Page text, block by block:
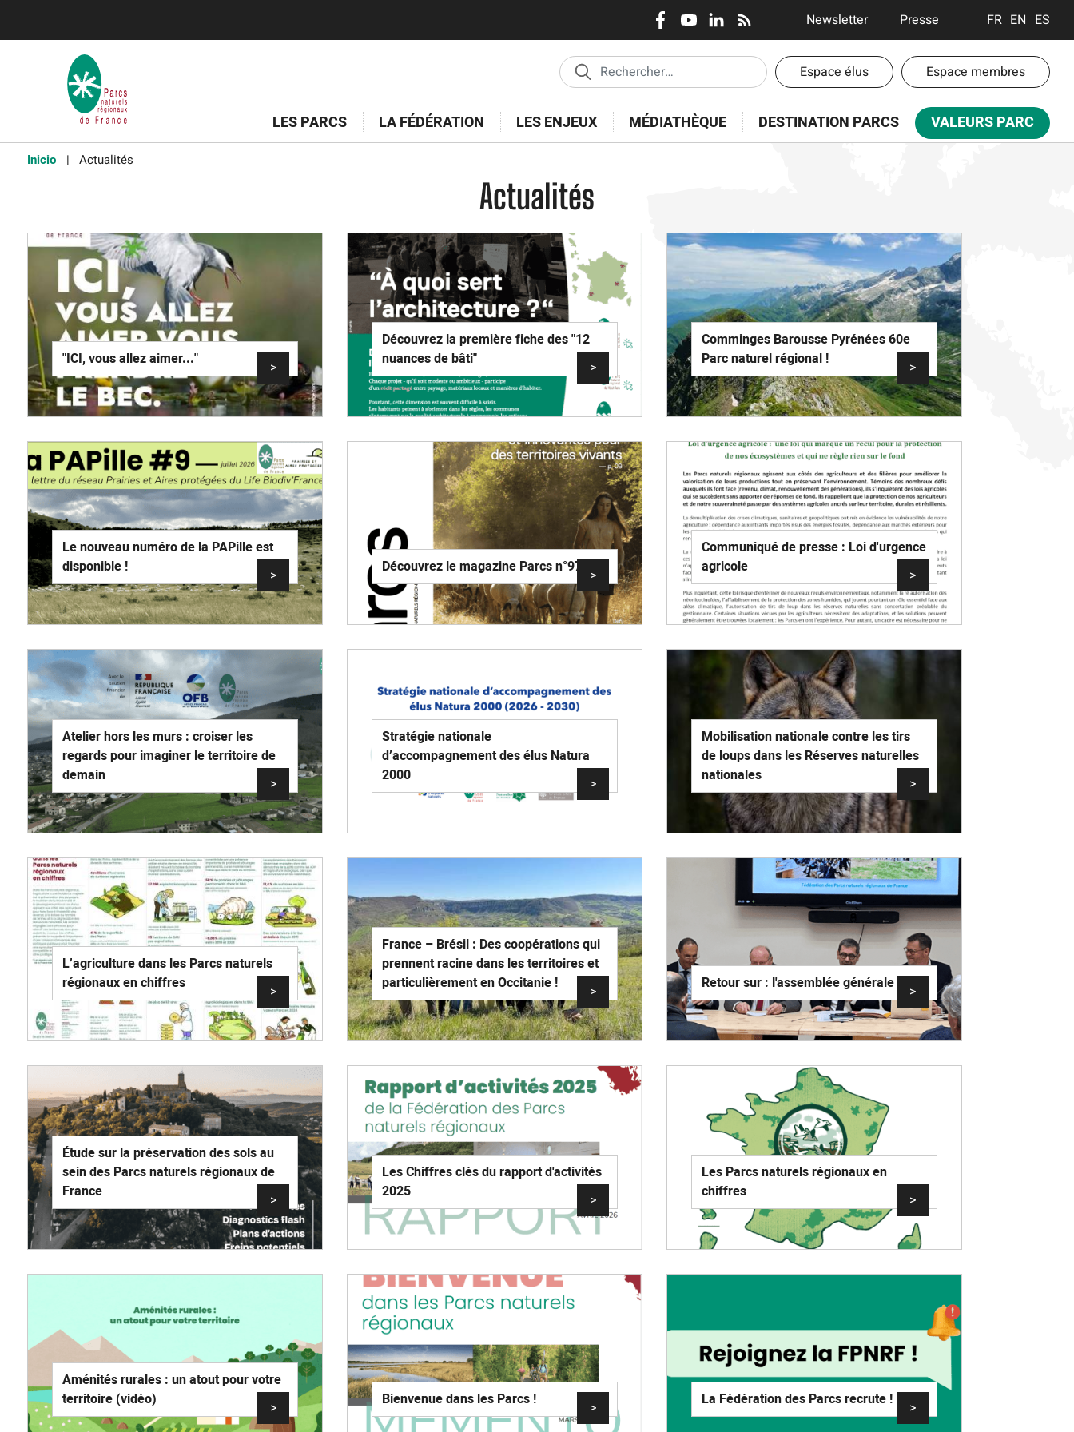
principal
Réseaux
sociaux
En-
tête
Communication
Newsletter Presse FRANÇAIS
ENGLISH
En-
tête
-
Espaces
Espace élus Espace membres
LES PARCS LA FÉDÉRATION LES ENJEUX MÉDIATHÈQUE DESTINATION PARCS VALEURS PARC
Inicio Actualités
Actualités
"ICI, vous allez aimer..." >
Découvrez la première fiche des "12
nuances de bâti"
>
Comminges Barousse Pyrénées 60e
Parc naturel régional !
>
Le nouveau numéro de la PAPille est
disponible !
> Découvrez le magazine Parcs n°97 ! >
Communiqué de presse : Loi d'urgence
agricole
>
Atelier hors les murs : croiser les
regards pour imaginer le territoire de
demain
>
Stratégie nationale
d’accompagnement des élus Natura
2000
>
Mobilisation nationale contre les tirs
de loups dans les Réserves naturelles
nationales
>
L’agriculture dans les Parcs naturels
régionaux en chiffres
>
France – Brésil : Des coopérations qui
prennent racine dans les territoires et
particulièrement en Occitanie !
> Retour sur : l'assemblée générale 2026
>
Étude sur la préservation des sols au
sein des Parcs naturels régionaux de
France
>
Les Chiffres clés du rapport d'activités
2025
>
Les Parcs naturels régionaux en
chiffres
>
Aménités rurales : un atout pour votre
territoire (vidéo)
> Bienvenue dans les Parcs ! > La Fédération des Parcs recrute ! >